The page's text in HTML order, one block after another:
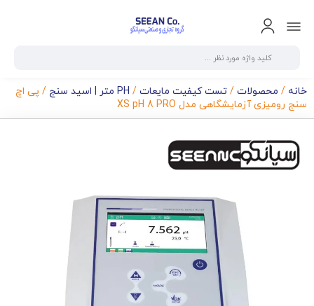
خانه / محصولات / تست کیفیت مایعات / PH متر | اسید سنج
/ پی اچ
سنج رومیزی آزمایشگاهی مدل XS pH 8 PRO